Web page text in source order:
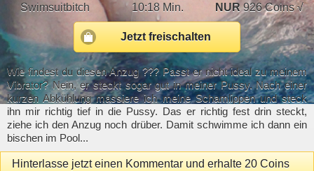
Swimsuitbitch
10:18 Min. NUR926 Coins √
Jetzt freischalten
Wie findest du diesen Anzug ??? Passt er nicht ideal zu meinem
Vibrator? Nein, er steckt sogar gut in meiner Pussy. Nach einer
kurzen Abkühlung massiere ich meine Schamlippen und steck
ihn mir richtig tief in die Pussy. Das er richtig fest drin steckt,
ziehe ich den Anzug noch drüber. Damit schwimme ich dann ein
bischen im Pool...
Hinterlasse jetzt einen Kommentar und erhalte 20 Coins